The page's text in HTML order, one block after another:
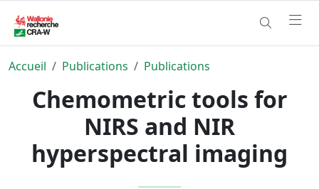
Accueil Publications Publications
Chemometric tools for
NIRS and NIR
hyperspectral imaging